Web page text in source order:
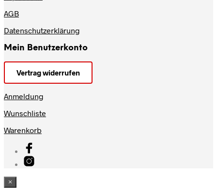
AGB
Datenschutzerklärung
Mein Benutzerkonto
Vertrag widerrufen
Anmeldung
Wunschliste
Warenkorb
×